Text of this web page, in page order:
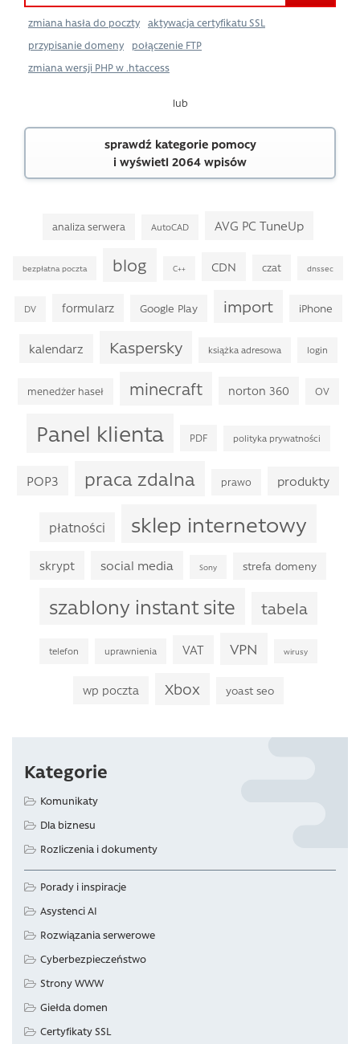
zmiana hasła do poczty
aktywacja certyfikatu SSL
przypisanie domeny
połączenie FTP
zmiana wersji PHP w .htaccess
lub
sprawdź kategorie pomocy
i wyświetl 2064 wpisów
analiza serwera AutoCAD AVG PC TuneUp
bezpłatna poczta blog C++ CDN czat dnssec
DV formularz Google Play import iPhone
kalendarz Kaspersky książka adresowa login
menedżer haseł minecraft norton 360 OV
Panel klienta PDF polityka prywatności
POP3 praca zdalna prawo produkty
płatności sklep internetowy
skrypt social media Sony strefa domeny
szablony instant site tabela
telefon uprawnienia VAT VPN wirusy
wp poczta Xbox yoast seo
Kategorie
Komunikaty
Dla biznesu
Rozliczenia i dokumenty
Porady i inspiracje
Asystenci AI
Rozwiązania serwerowe
Cyberbezpieczeństwo
Strony WWW
Giełda domen
Certyfikaty SSL